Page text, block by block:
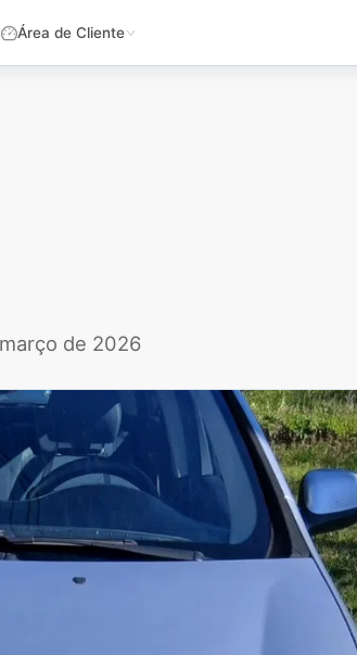
Área de Cliente
de 2026